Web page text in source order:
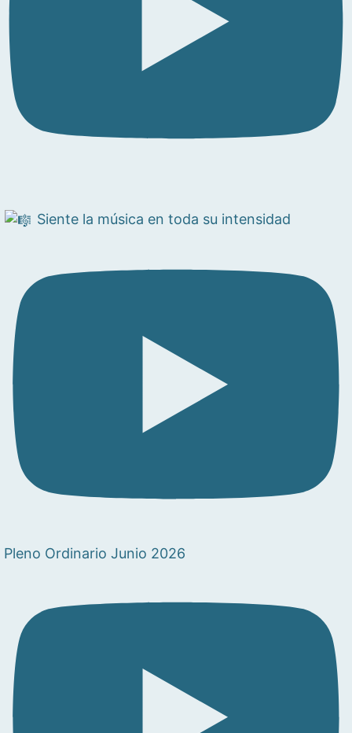
Siente la música en toda su intensidad
Pleno Ordinario Junio 2026